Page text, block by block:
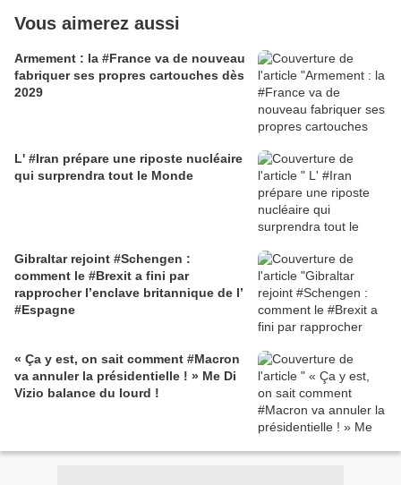
Vous aimerez aussi
Armement : la #France va de nouveau
fabriquer ses propres cartouches dès
2029
L' #Iran prépare une riposte nucléaire
qui surprendra tout le Monde
Gibraltar rejoint #Schengen :
comment le #Brexit a fini par
rapprocher l’enclave britannique de l’
#Espagne
« Ça y est, on sait comment #Macron
va annuler la présidentielle ! » Me Di
Vizio balance du lourd !